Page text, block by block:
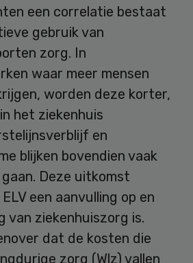
een correlatie bestaat
gebruik van
zorg. In
waar meer mensen
worden deze korter,
het ziekenhuis
en
blijken bovendien vaak
Deze uitkomst
een aanvulling op en
van ziekenhuiszorg is.
dat de kosten die
zorg (Wlz) vallen